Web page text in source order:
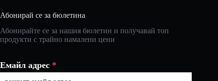
Абонирай се за бюлетина
Абонирайте се за нашия бюлетин и получавай топ
продукти с трайно намалени цени
Емайл адрес *